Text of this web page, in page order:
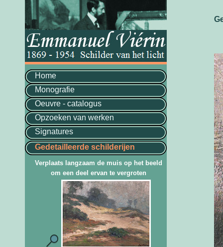
Home
Monografie
Oeuvre - catalogus
Opzoeken van werken
Signatures
Gedetailleerde schilderijen
Verplaats langzaam de muis op het beeld
om een deel ervan te vergroten